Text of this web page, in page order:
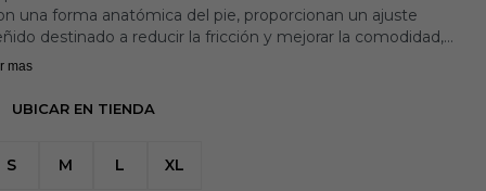
una forma anatómica del pie, proporcionan un ajuste
destinado a reducir la fricción y mejorar la comodidad,
a mantenerte concentrado. El refuerzo focalizado
para superar tus límites.
mas
UBICAR EN TIENDA
S M L XL